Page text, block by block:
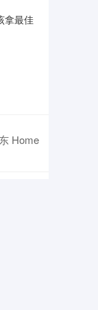
拿最佳
Home